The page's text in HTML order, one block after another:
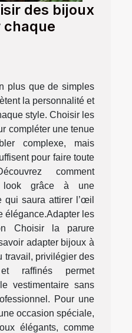
des bijoux
chaque
plus que de simples
la personnalité et
style. Choisir les
compléter une tenue
complexe, mais
pour faire toute
comment
look grâce à une
qui saura attirer l’œil
élégance.Adapter les
Choisir la parure
adapter bijoux à
travail, privilégier des
raffinés permet
vestimentaire sans
Pour une
occasion spéciale,
élégants, comme